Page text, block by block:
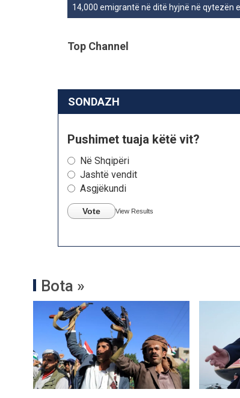
14,000 emigrantë në ditë hyjnë në qytezën
Top Channel
SONDAZH
Pushimet tuaja këtë vit?
Në Shqipëri
Jashtë vendit
Asgjëkundi
Vote View Results
Bota »